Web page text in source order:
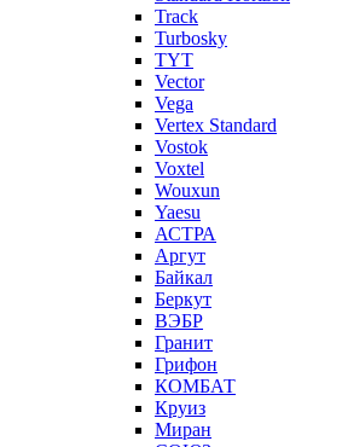
Track
Turbosky
TYT
Vector
Vega
Vertex Standard
Vostok
Voxtel
Wouxun
Yaesu
АСТРА
Аргут
Байкал
Беркут
ВЭБР
Гранит
Грифон
КОМБАТ
Круиз
Миран